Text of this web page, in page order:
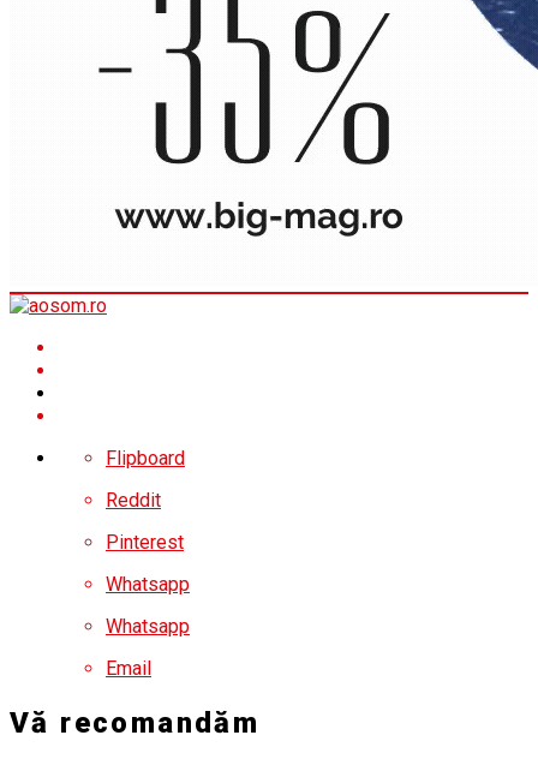
Flipboard
Reddit
Pinterest
Whatsapp
Whatsapp
Email
Vă recomandăm